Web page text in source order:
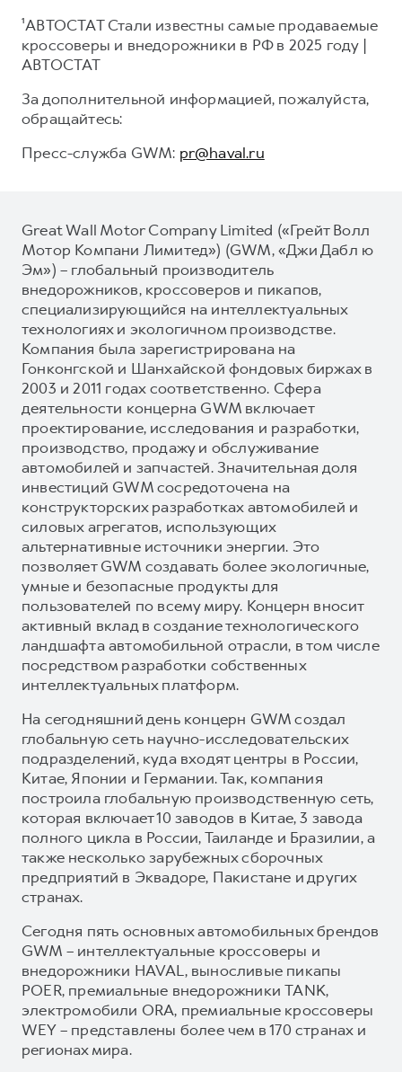
¹АВТОСТАТ Стали известны самые продаваемые
кроссоверы и внедорожники в РФ в 2025 году |
АВТОСТАТ
За дополнительной информацией, пожалуйста,
обращайтесь:
Пресс-служба GWM: pr@haval.ru
Great Wall Motor Company Limited («Грейт Волл
Мотор Компани Лимитед») (GWM, «Джи Дабл ю
Эм») – глобальный производитель
внедорожников, кроссоверов и пикапов,
специализирующийся на интеллектуальных
технологиях и экологичном производстве.
Компания была зарегистрирована на
Гонконгской и Шанхайской фондовых биржах в
2003 и 2011 годах соответственно. Сфера
деятельности концерна GWM включает
проектирование, исследования и разработки,
производство, продажу и обслуживание
автомобилей и запчастей. Значительная доля
инвестиций GWM сосредоточена на
конструкторских разработках автомобилей и
силовых агрегатов, использующих
альтернативные источники энергии. Это
позволяет GWM создавать более экологичные,
умные и безопасные продукты для
пользователей по всему миру. Концерн вносит
активный вклад в создание технологического
ландшафта автомобильной отрасли, в том числе
посредством разработки собственных
интеллектуальных платформ.
На сегодняшний день концерн GWM создал
глобальную сеть научно-исследовательских
подразделений, куда входят центры в России,
Китае, Японии и Германии. Так, компания
построила глобальную производственную сеть,
которая включает 10 заводов в Китае, 3 завода
полного цикла в России, Таиланде и Бразилии, а
также несколько зарубежных сборочных
предприятий в Эквадоре, Пакистане и других
странах.
Сегодня пять основных автомобильных брендов
GWM – интеллектуальные кроссоверы и
внедорожники HAVAL, выносливые пикапы
POER, премиальные внедорожники TANK,
электромобили ORA, премиальные кроссоверы
WEY – представлены более чем в 170 странах и
регионах мира.